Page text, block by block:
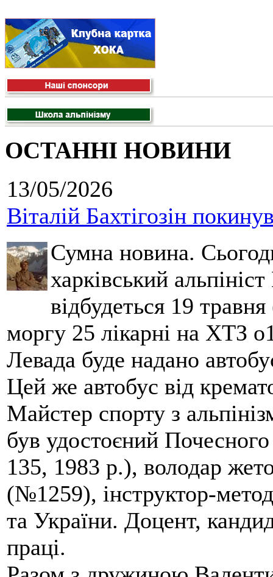
ОСТАННІ НОВИНИ
13/05/2026
Віталій Бахтігозін
Сумна новина.
харківський
відбудеться 19
моргу 25 лікарні на ХТЗ
Левада буде надано
Цей же автобус від
Майстер спорту з
був удостоєний
135, 1983 р.), володар
(№1259), інструктор-
та України. Доцент,
праці.